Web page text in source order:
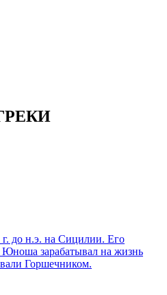
до н.э. на Сицилии. Его
зарабатывал на жизнь
Горшечником.